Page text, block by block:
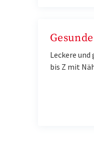
Leckere und
bis Z mit